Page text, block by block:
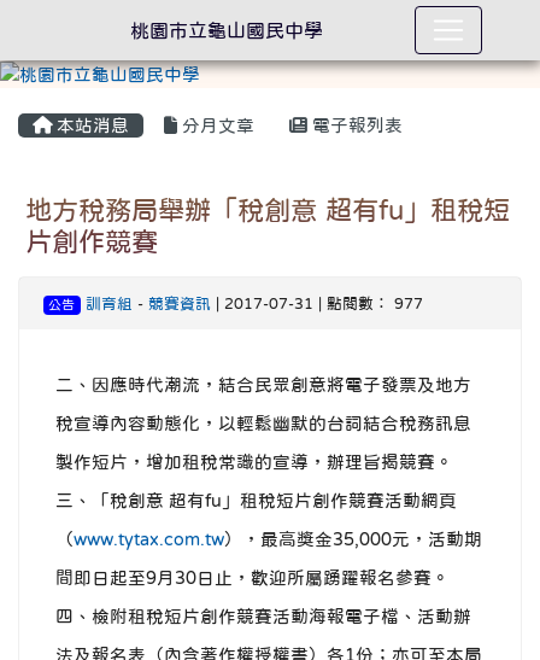
本站消息 分月文章 電子報列表
地方稅務局舉辦「稅創意 超有fu」租稅短
片創作競賽
公告 訓育組 - 競賽資訊| 2017-07-31 | 點閱數： 977
二、因應時代潮流，結合民眾創意將電子發票及地方
稅宣導內容動態化，以輕鬆幽默的台詞結合稅務訊息
製作短片，增加租稅常識的宣導，辦理旨揭競賽。
三、「稅創意 超有fu」租稅短片創作競賽活動網頁
（www.tytax.com.tw），最高獎金35,000元，活動期
間即日起至9月30日止，歡迎所屬踴躍報名參賽。
四、檢附租稅短片創作競賽活動海報電子檔、活動辦
法及報名表（內含著作權授權書）各1份；亦可至本局
桃園市立龜山國民中學